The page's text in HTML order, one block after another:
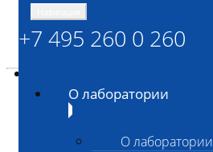
+7 495 260 0 260
О лаборатории
О лаборатории